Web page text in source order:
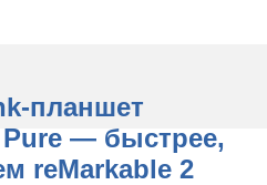
планшет
Pure — быстрее,
reMarkable 2